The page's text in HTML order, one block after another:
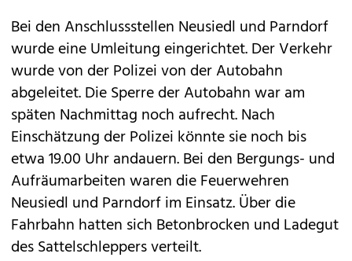
Bei den Anschlussstellen Neusiedl und Parndorf
wurde eine Umleitung eingerichtet. Der Verkehr
wurde von der Polizei von der Autobahn
abgeleitet. Die Sperre der Autobahn war am
späten Nachmittag noch aufrecht. Nach
Einschätzung der Polizei könnte sie noch bis
etwa 19.00 Uhr andauern. Bei den Bergungs- und
Aufräumarbeiten waren die Feuerwehren
Neusiedl und Parndorf im Einsatz. Über die
Fahrbahn hatten sich Betonbrocken und Ladegut
des Sattelschleppers verteilt.